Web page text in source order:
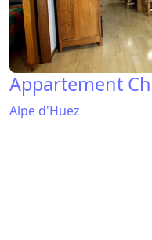
Appartement
Alpe d'Huez